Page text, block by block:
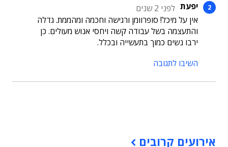
יפעת לפני 2 שנים
אין על מיכל! סופרוומן ורגישה וחכמה ומהממת. גדלה
והתעצמה בשל עבודה קשה ויחסי אנוש מעולים. כן
ירבו נשים כמוך בתעשייה ובכלל.
השיבו לתגובה
אירועים קרובים